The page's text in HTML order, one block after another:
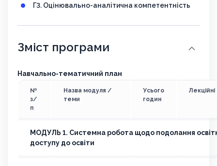
Г3. Оцінювально-аналітична компетентність
Зміст програми
Навчально-тематичний план
№
з/
п
Назва модуля /
теми
Усього
годин
Лекційні
МОДУЛЬ 1. Системна робота щодо подолання
доступу до освіти